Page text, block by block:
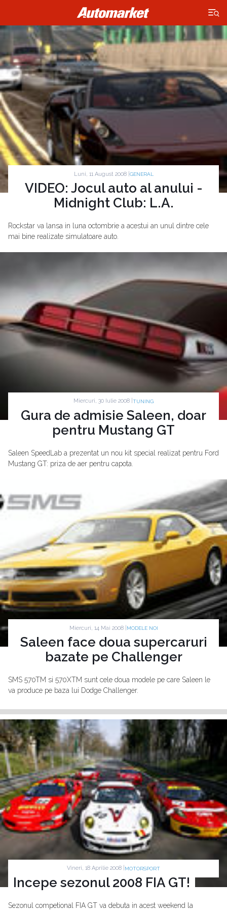
×
Luni, 11 August 2008 | GENERAL
VIDEO: Jocul auto al anului -
Midnight Club: L.A.
Rockstar va lansa in luna octombrie a acestui an unul dintre cele
mai bine realizate simulatoare auto.
Miercuri, 30 Iulie 2008 | TUNING
Gura de admisie Saleen, doar
pentru Mustang GT
Saleen SpeedLab a prezentat un nou kit special realizat pentru Ford
Mustang GT: priza de aer pentru capota.
Miercuri, 14 Mai 2008 | MODELE NOI
Saleen face doua supercaruri
bazate pe Challenger
SMS 570TM si 570XTM sunt cele doua modele pe care Saleen le
va produce pe baza lui Dodge Challenger.
Vineri, 18 Aprilie 2008 | MOTORSPORT
Incepe sezonul 2008 FIA GT!
Sezonul competional FIA GT va debuta in acest weekend la